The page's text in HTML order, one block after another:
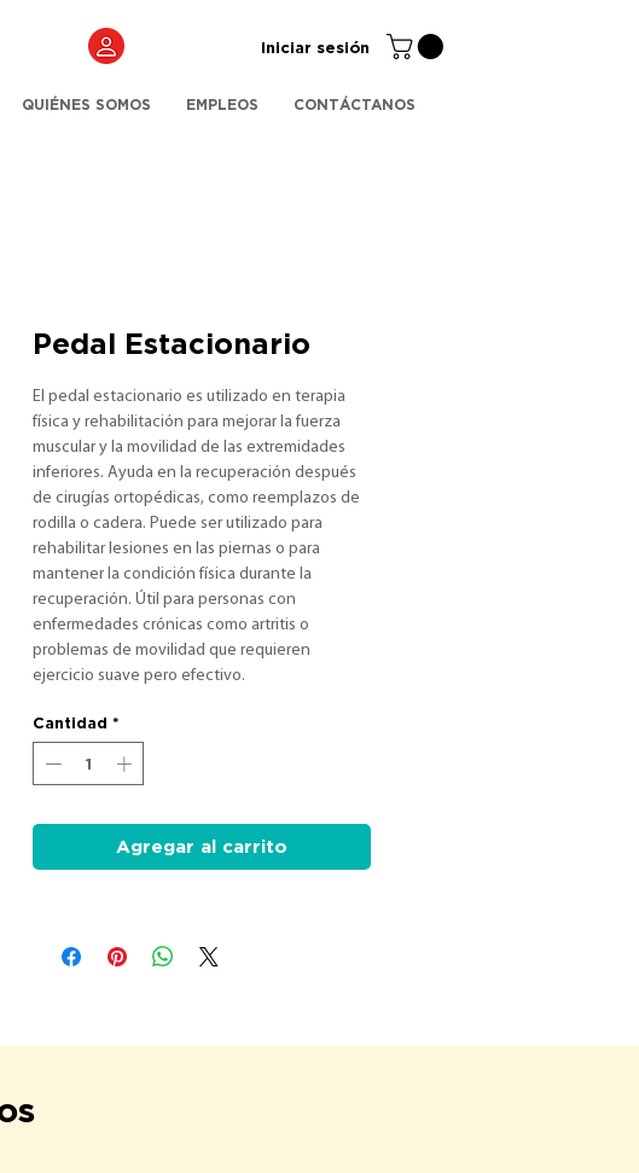
Iniciar sesión
QUIÉNES SOMOS EMPLEOS CONTÁCTANOS
Pedal Estacionario
El pedal estacionario es utilizado en terapia
física y rehabilitación para mejorar la fuerza
muscular y la movilidad de las extremidades
inferiores. Ayuda en la recuperación después
de cirugías ortopédicas, como reemplazos de
rodilla o cadera. Puede ser utilizado para
rehabilitar lesiones en las piernas o para
mantener la condición física durante la
recuperación. Útil para personas con
enfermedades crónicas como artritis o
problemas de movilidad que requieren
ejercicio suave pero efectivo.
Cantidad *
Agregar al carrito